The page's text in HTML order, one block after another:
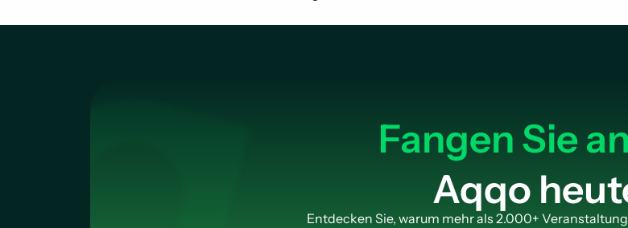
Fangen Sie an
Aqqo
Entdecken Sie, warum mehr als 2.000+